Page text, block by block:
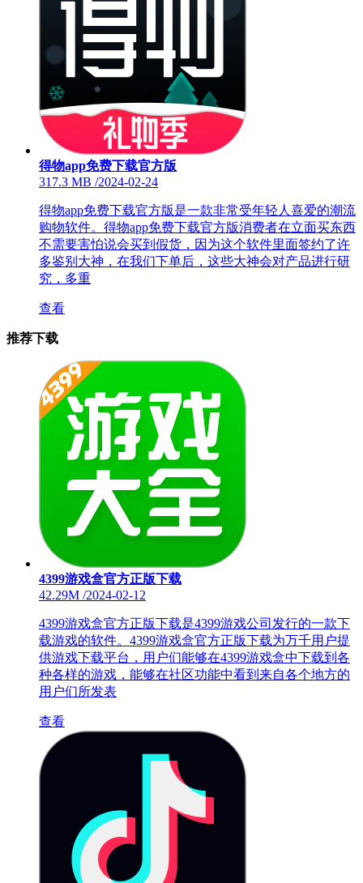
得物app免费下载官方版
317.3 MB /2024-02-24
得物app免费下载官方版是一款非常受年轻人喜爱的潮流
购物软件。得物app免费下载官方版消费者在立面买东西
不需要害怕说会买到假货，因为这个软件里面签约了许
多鉴别大神，在我们下单后，这些大神会对产品进行研
究，多重
查看
推荐下载
4399游戏盒官方正版下载
42.29M /2024-02-12
4399游戏盒官方正版下载是4399游戏公司发行的一款下
载游戏的软件。4399游戏盒官方正版下载为万千用户提
供游戏下载平台，用户们能够在4399游戏盒中下载到各
种各样的游戏，能够在社区功能中看到来自各个地方的
用户们所发表
查看